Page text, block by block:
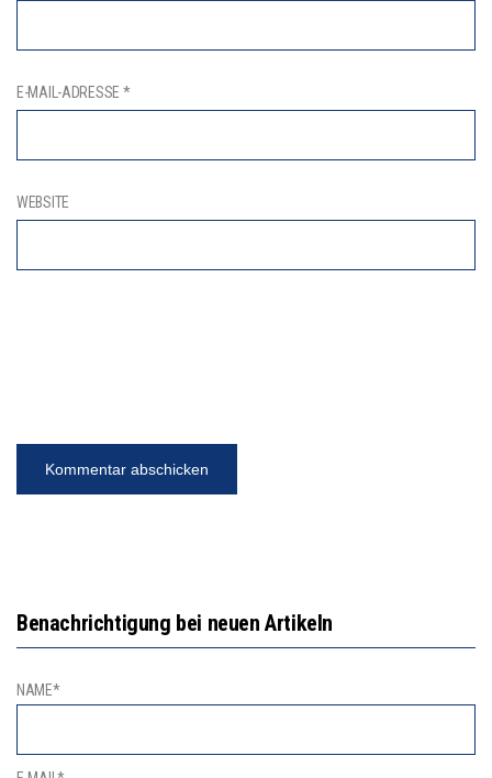
E-MAIL-ADRESSE *
WEBSITE
Benachrichtigung bei neuen Artikeln
NAME*